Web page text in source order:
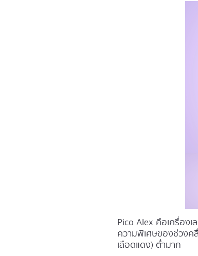
Pico Alex คือเครื่อง
ความพิเศษของช่วงค
เลือดแดง) ต่ำมาก